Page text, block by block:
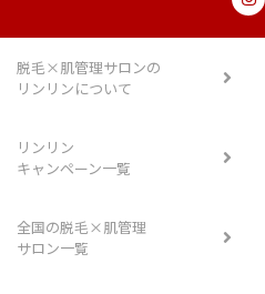
脱毛×肌管理サロンの
リンリンについて
リンリン
キャンペーン一覧
全国の脱毛×肌管理
サロン一覧